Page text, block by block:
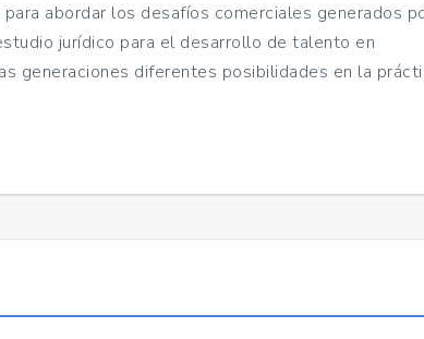
abordar los desafíos comerciales generados
jurídico para el desarrollo de talento en
generaciones diferentes posibilidades en la